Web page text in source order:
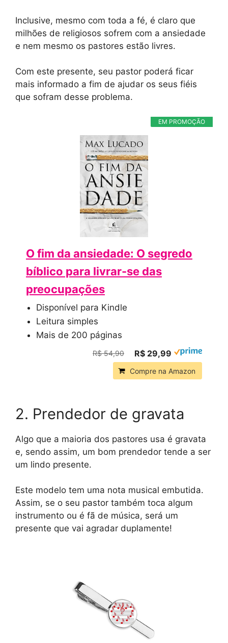
Inclusive, mesmo com toda a fé, é claro que
milhões de religiosos sofrem com a ansiedade
e nem mesmo os pastores estão livres.
Com este presente, seu pastor poderá ficar
mais informado a fim de ajudar os seus fiéis
que sofram desse problema.
EM PROMOÇÃO
O fim da ansiedade: O segredo
bíblico para livrar-se das
preocupações
Disponível para Kindle
Leitura simples
Mais de 200 páginas
R$ 54,90 R$ 29,99
Compre na Amazon
2. Prendedor de gravata
Algo que a maioria dos pastores usa é gravata
e, sendo assim, um bom prendedor tende a ser
um lindo presente.
Este modelo tem uma nota musical embutida.
Assim, se o seu pastor também toca algum
instrumento ou é fã de música, será um
presente que vai agradar duplamente!